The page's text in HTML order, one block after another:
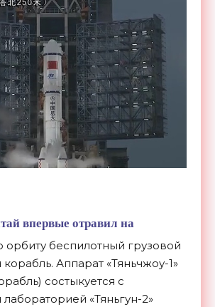
впервые отравил на
орбиту беспилотный грузовой
Аппарат «Тяньчжоу-1»
состыкуется с
«Тяньгун-2»